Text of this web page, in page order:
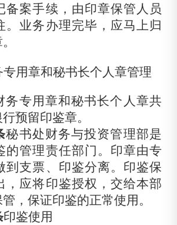
备案手续， 由印章保管人员
。业务办理完毕，应马上归
用章和秘书长个人章管理
务专用章和秘书长个人章共
预留印鉴章。
秘书处财务与投资管理部是
的管理责任部门。印章由专
到支票、印鉴分离。印鉴保
，应将印鉴授权，交给本部
，保证印鉴的正常使用。
印鉴使用